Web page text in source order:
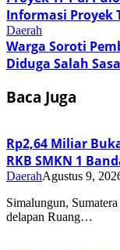
Informasi Proyek
Daerah
Warga Soroti
Diduga Salah
Baca Juga
Rp2,64 Miliar
RKB SMKN 1
DaerahAgustus 9,
Simalungun,
delapan Ruang…